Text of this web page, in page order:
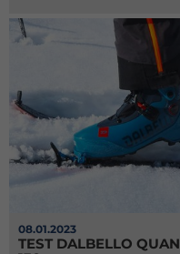
08.01.2023
TEST DALBELLO